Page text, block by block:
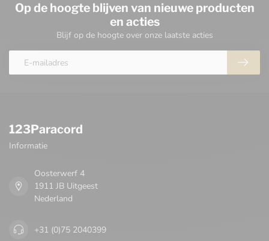
Op de hoogte blijven van nieuwe producten
en acties
Blijf op de hoogte over onze laatste acties
123Paracord
Informatie
Oosterwerf 4
1911 JB Uitgeest
Nederland
+31 (0)75 2040399